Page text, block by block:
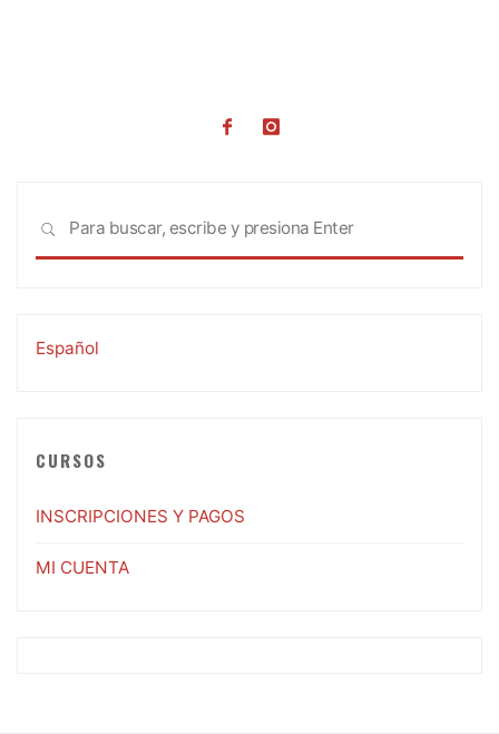
BUSCAR
Español
CURSOS
INSCRIPCIONES Y PAGOS
MI CUENTA